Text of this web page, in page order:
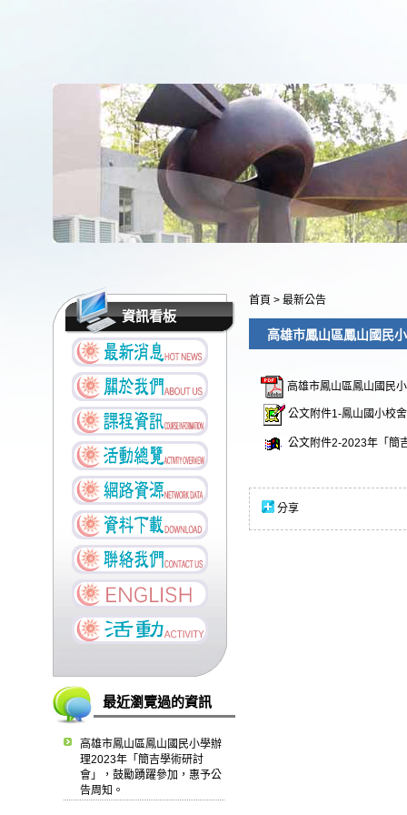
資訊看板
最近瀏覽過的資訊
高雄市鳳山區鳳山國民小學辦
理2023年「簡吉學術研討
會」，鼓勵踴躍參加，惠予公
告周知。
首頁 > 最新公告
高雄市鳳山區鳳山國民
高雄市鳳山區鳳山國民
公文附件1-鳳山國小校
公文附件2-2023年「簡
分享